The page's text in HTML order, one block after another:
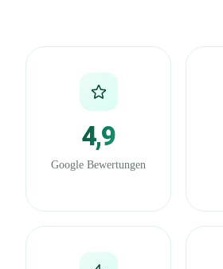
4,9
Google Bewertungen